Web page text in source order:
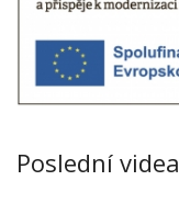
Poslední videa